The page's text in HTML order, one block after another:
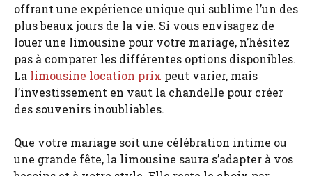
offrant une expérience unique qui sublime l’un des
plus beaux jours de la vie. Si vous envisagez de
louer une limousine pour votre mariage, n’hésitez
pas à comparer les différentes options disponibles.
La limousine location prix peut varier, mais
l’investissement en vaut la chandelle pour créer
des souvenirs inoubliables.
Que votre mariage soit une célébration intime ou
une grande fête, la limousine saura s’adapter à vos